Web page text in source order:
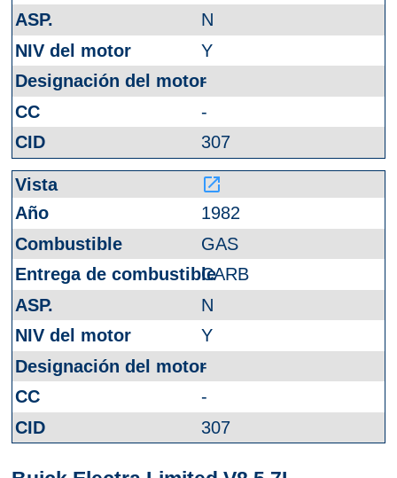
N
Y
-
-
307
launch
1982
GAS
CARB
N
Y
-
-
307